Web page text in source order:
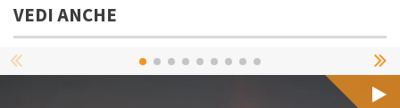
VEDI ANCHE